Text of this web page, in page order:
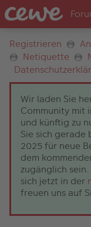
Registrieren
Netiquette
Wir laden Sie
Community mit
und künftig zu
Sie sich gerade
2025 für neue
dem
zugänglich
sich jetzt in der
freuen uns auf